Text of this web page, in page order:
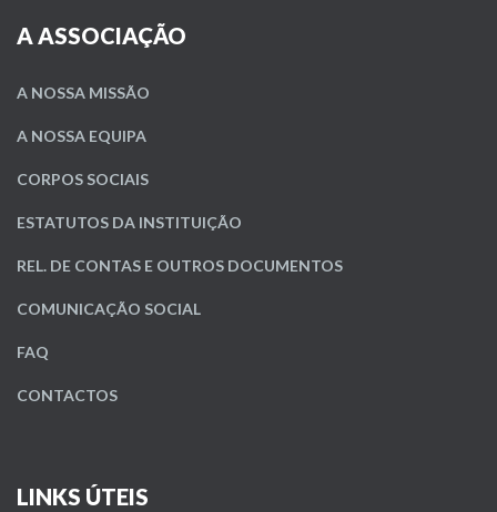
A ASSOCIAÇÃO
A NOSSA MISSÃO
A NOSSA EQUIPA
CORPOS SOCIAIS
ESTATUTOS DA INSTITUIÇÃO
REL. DE CONTAS E OUTROS DOCUMENTOS
COMUNICAÇÃO SOCIAL
FAQ
CONTACTOS
LINKS ÚTEIS